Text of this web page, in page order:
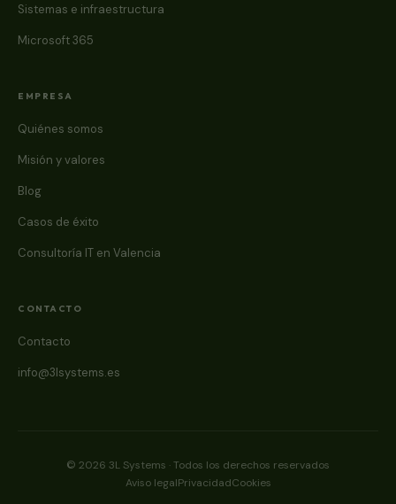
Sistemas e infraestructura
Microsoft 365
EMPRESA
Quiénes somos
Misión y valores
Blog
Casos de éxito
Consultoría IT en Valencia
CONTACTO
Contacto
info@3lsystems.es
© 2026 3L Systems · Todos los derechos reservados
Aviso legalPrivacidadCookies